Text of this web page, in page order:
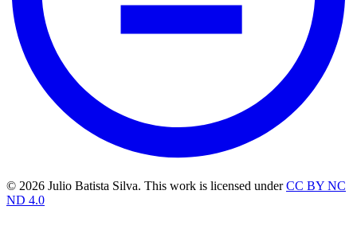
© 2026 Julio Batista Silva. This work is licensed underCC BY NC
ND 4.0